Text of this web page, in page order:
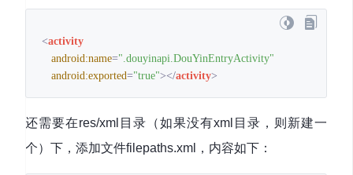
<activity
android:name=".douyinapi.DouYinEntryActivity"
android:exported="true"></activity>
还需要在res/xml目录（如果没有xml目录，则新建一
个）下，添加文件filepaths.xml，内容如下：